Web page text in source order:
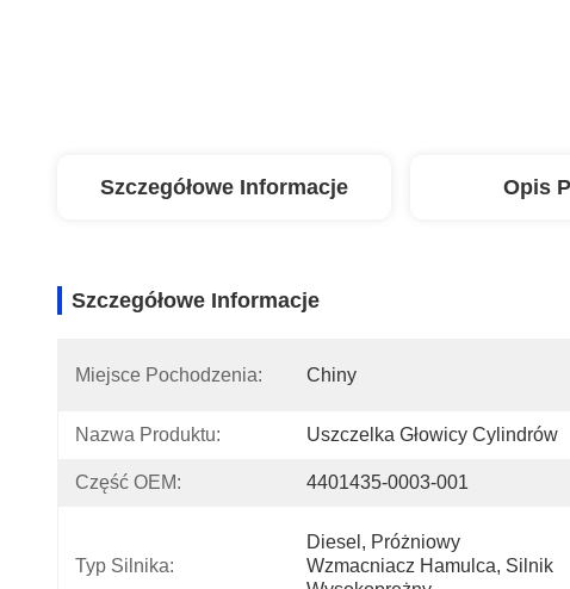
Szczegółowe Informacje Opis
Szczegółowe Informacje
Miejsce Pochodzenia: Chiny
Nazwa Produktu: Uszczelka Głowicy Cylindrów
Część OEM: 4401435-0003-001
Typ Silnika:
Diesel, Próżniowy
Wzmacniacz Hamulca, Silnik